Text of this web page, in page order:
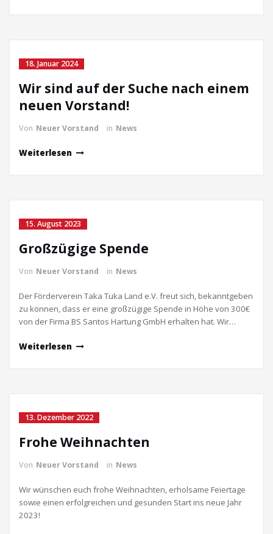
18. Januar 2024
Wir sind auf der Suche nach einem
neuen Vorstand!
Von Neuer Vorstand in News
Weiterlesen
15. August 2023
Großzügige Spende
Von Neuer Vorstand in News
Der Förderverein Taka Tuka Land e.V. freut sich, bekanntgeben
zu können, dass er eine großzügige Spende in Höhe von 300€
von der Firma BS Santos Hartung GmbH erhalten hat. Wir…
Weiterlesen
13. Dezember 2022
Frohe Weihnachten
Von Neuer Vorstand in News
Wir wünschen euch frohe Weihnachten, erholsame Feiertage
sowie einen erfolgreichen und gesunden Start ins neue Jahr
2023!